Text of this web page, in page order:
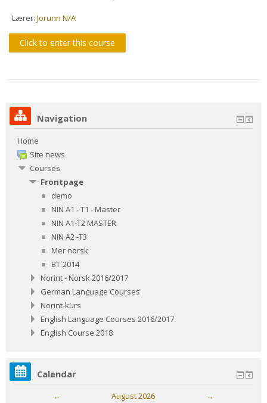
Lærer: Jorunn N/A
Click to enter this course
Navigation
Home
Site news
Courses
Frontpage
demo
NIN A1 - T1 - Master
NIN A1-T2 MASTER
NIN A2 -T3
Mer norsk
BT-2014
Norint - Norsk 2016/2017
German Language Courses
Norint-kurs
English Language Courses 2016/2017
English Course 2018
Calendar
← August 2026 →